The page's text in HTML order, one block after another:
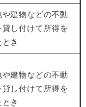
や建物などの不動
貸し付けて所得を
き
や建物などの不動
貸し付けて所得を
き